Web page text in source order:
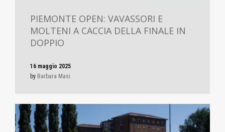
PIEMONTE OPEN: VAVASSORI E
MOLTENI A CACCIA DELLA FINALE IN
DOPPIO
16 maggio 2025
by Barbara Masi